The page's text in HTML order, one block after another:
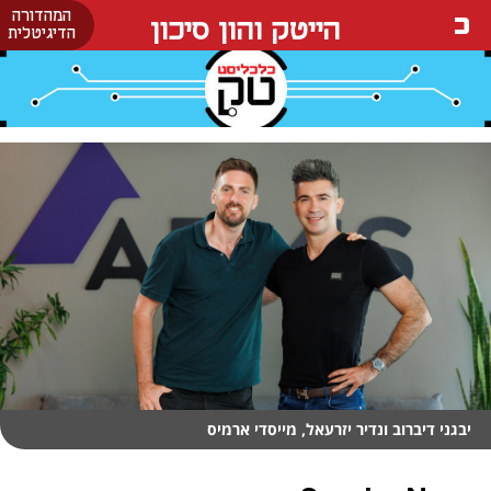
המהדורה
הדיגיטלית
הייטק והון סיכון
יבגני דיברוב ונדיר יזרעאל, מייסדי ארמיס